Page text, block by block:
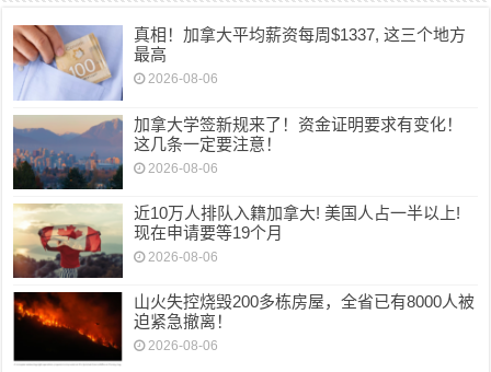
真相！加拿大平均薪资每周$1337, 这三个地方
最高
2026-08-06
加拿大学签新规来了！资金证明要求有变化！
这几条一定要注意！
2026-08-06
近10万人排队入籍加拿大! 美国人占一半以上!
现在申请要等19个月
2026-08-06
山火失控烧毁200多栋房屋，全省已有8000人被
迫紧急撤离！
2026-08-06